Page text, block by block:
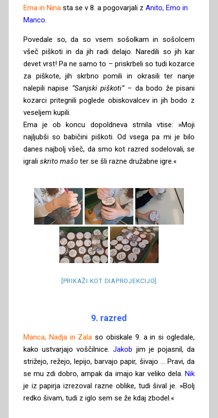
Ema in Ninasta se v 8. a pogovarjali z Anito, Emo in
Manco.
Povedale so, da so vsem sošolkam in sošolcem
všeč piškoti in da jih radi delajo. Naredili so jih kar
devet vrst! Pa ne samo to – priskrbeli so tudi kozarce
za piškote, jih skrbno pomili in okrasili ter nanje
nalepili napise “Sanjski piškoti”– da bodo že pisani
kozarci pritegnili poglede obiskovalcev in jih bodo z
veseljem kupili.
Ema je ob koncu dopoldneva strnila vtise: »Moji
najljubši so babičini piškoti. Od vsega pa mi je bilo
danes najbolj všeč, da smo kot razred sodelovali, se
igrali skrito mašo ter se šli razne družabne igre.«
[PRIKAŽI KOT DIAPROJEKCIJO]
9. razred
Manca, Nadja in Zala so obiskale 9. a in si ogledale,
kako ustvarjajo voščilnice.Jakob jim je pojasnil, da
strižejo, režejo, lepijo, barvajo papir, šivajo … Pravi, da
se mu zdi dobro, ampak da imajo kar veliko dela.Nik
je iz papirja izrezoval razne oblike, tudi šival je. »Bolj
redko šivam, tudi z iglo sem se že kdaj zbodel.«